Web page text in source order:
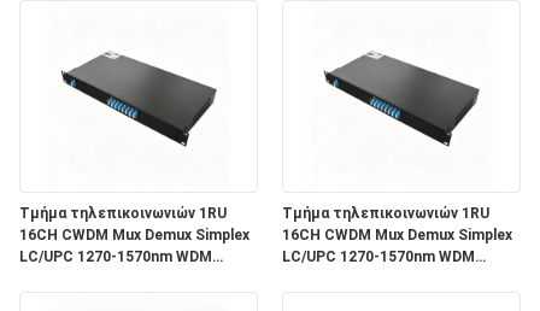
Τμήμα τηλεπικοινωνιών 1RU
16CH CWDM Mux Demux Simplex
LC/UPC 1270-1570nm WDM
Τμήμα τηλεπικοινωνιών 1RU
16CH CWDM Mux Demux Simplex
LC/UPC 1270-1570nm WDM